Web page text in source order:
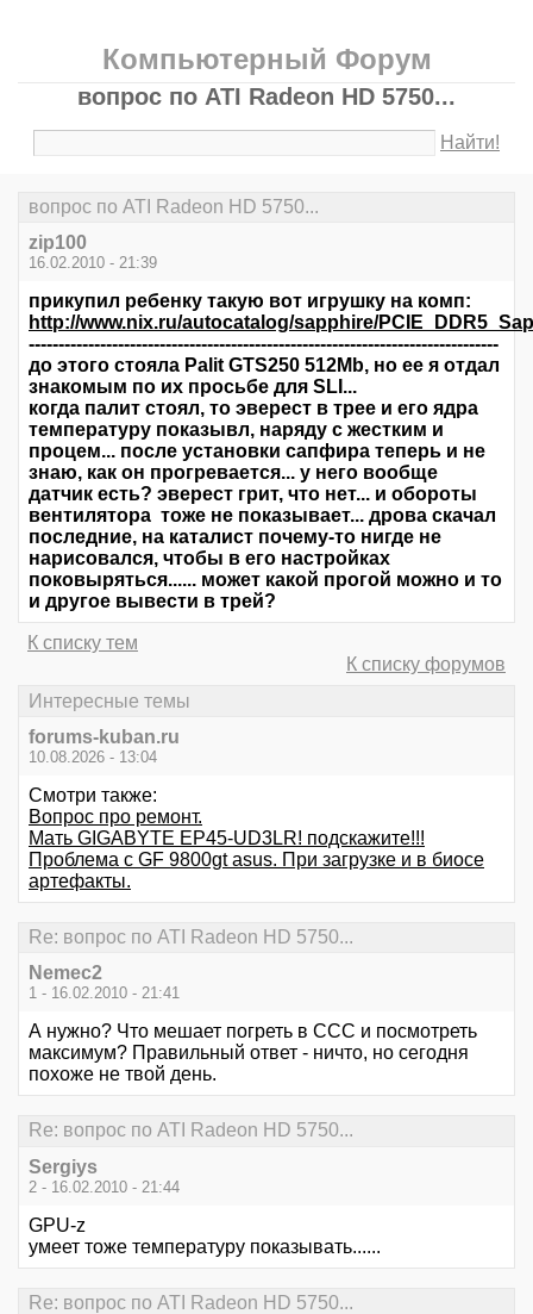
Компьютерный Форум
вопрос по ATI Radeon HD 5750...
Найти!
вопрос по ATI Radeon HD 5750...
zip100
16.02.2010 - 21:39
прикупил ребенку такую вот игрушку на комп:
http://www.nix.ru/autocatalog/sapphire/
-------------------------------------------------------------------------------
до этого стояла Palit GTS250 512Mb, но ее я отдал
знакомым по их просьбе для SLI...
когда палит стоял, то эверест в трее и его ядра
температуру показывл, наряду с жестким и
процем... после установки сапфира теперь и не
знаю, как он прогревается... у него вообще
датчик есть? эверест грит, что нет... и обороты
вентилятора тоже не показывает... дрова скачал
последние, на каталист почему-то нигде не
нарисовался, чтобы в его настройках
поковыряться...... может какой прогой можно и то
и другое вывести в трей?
К списку тем
К списку форумов
Интересные темы
forums-kuban.ru
10.08.2026 - 13:04
Смотри также:
Вопрос про ремонт.
Мать GIGABYTE EP45-UD3LR! подскажите!!!
Проблема с GF 9800gt asus. При загрузке и в биосе
артефакты.
Re: вопрос по ATI Radeon HD 5750...
Nemec2
1 - 16.02.2010 - 21:41
А нужно? Что мешает погреть в ССС и посмотреть
максимум? Правильный ответ - ничто, но сегодня
похоже не твой день.
Re: вопрос по ATI Radeon HD 5750...
Sergiys
2 - 16.02.2010 - 21:44
GPU-z
умеет тоже температуру показывать......
Re: вопрос по ATI Radeon HD 5750...